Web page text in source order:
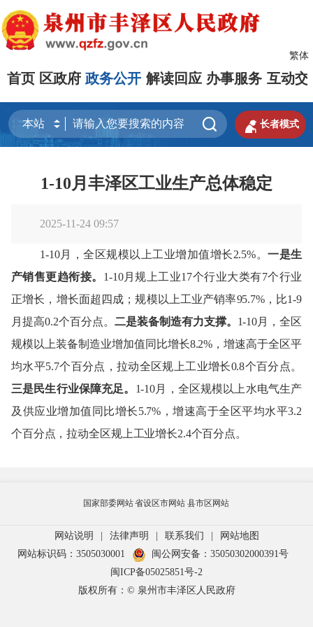
繁体
首页 区政府 政务公开 解读回应 办事服务 互动交
  长者模式
1-10月丰泽区工业生产总体稳定
2025-11-24 09:57
1-10月，全区规模以上工业增加值增长2.5%。一是生
产销售更趋衔接。 1-10月规上工业17个行业大类有7个行业
正增长，增长面超四成 ；规模以上工业产销率95.7%，比1-9
月提高0.2个百分点。 二是装备制造有力支撑。 1-10月 ，全区
规模以上装备制造业增加值同比增长8.2%，增速高于全区平
均水平5.7个百分点，拉动全区规上工业增长0.8个百分点。
三是民生行业保障充足。 1-10月 ， 全区规模以上水电气生产
及供应业增加值同比增长5.7%，增速高于全区平均水平3.2
个百分点，拉动全区规上工业增长2.4个百分点。
国家部委网站省设区市网站 县市区网站
网站说明 | 法律声明 | 联系我们 |
网站地图
网站标识码：3505030001
闽公网安备：35050302000391号
闽ICP备05025851号-2
版权所有：© 泉州市丰泽区人民政府